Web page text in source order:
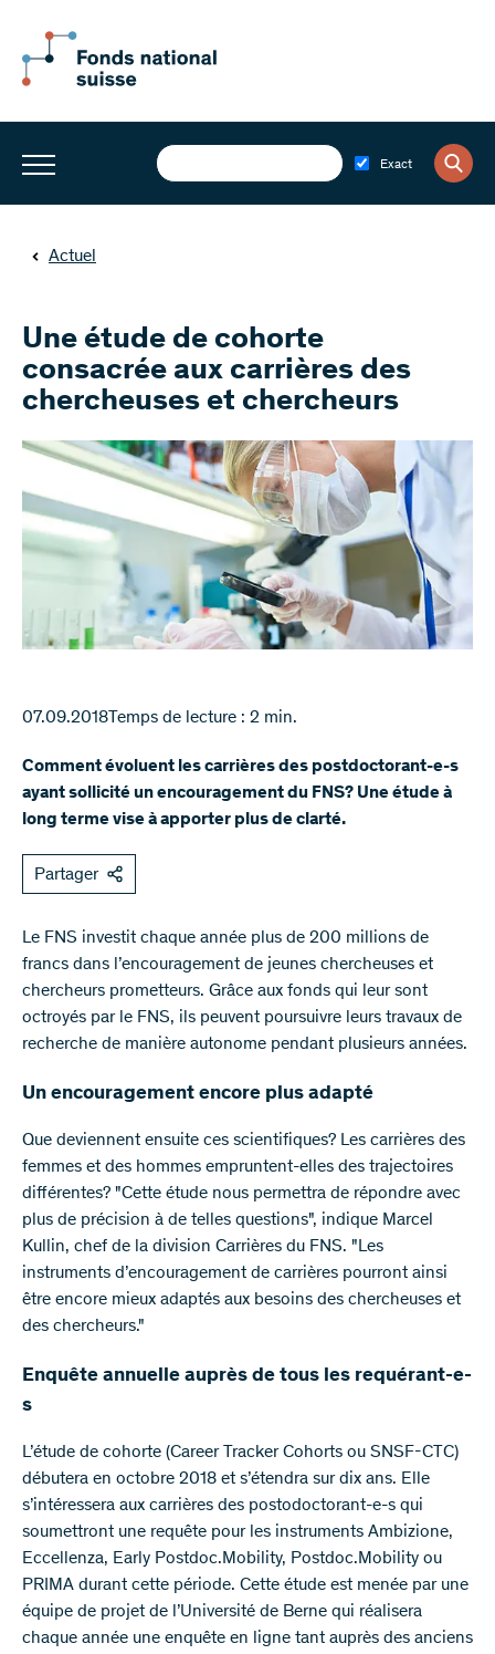
Exact
Actuel
Une étude de cohorte
consacrée aux carrières des
chercheuses et chercheurs
07.09.2018Temps de lecture : 2 min.
Comment évoluent les carrières des postdoctorant-e-s
ayant sollicité un encouragement du FNS? Une étude à
long terme vise à apporter plus de clarté.
Partager
Le FNS investit chaque année plus de 200 millions de
francs dans l’encouragement de jeunes chercheuses et
chercheurs prometteurs. Grâce aux fonds qui leur sont
octroyés par le FNS, ils peuvent poursuivre leurs travaux de
recherche de manière autonome pendant plusieurs années.
Un encouragement encore plus adapté
Que deviennent ensuite ces scientifiques? Les carrières des
femmes et des hommes empruntent-elles des trajectoires
différentes? "Cette étude nous permettra de répondre avec
plus de précision à de telles questions", indique Marcel
Kullin, chef de la division Carrières du FNS. "Les
instruments d’encouragement de carrières pourront ainsi
être encore mieux adaptés aux besoins des chercheuses et
des chercheurs."
Enquête annuelle auprès de tous les requérant-e-
s
L’étude de cohorte (Career Tracker Cohorts ou SNSF-CTC)
débutera en octobre 2018 et s’étendra sur dix ans. Elle
s’intéressera aux carrières des postodoctorant-e-s qui
soumettront une requête pour les instruments Ambizione,
Eccellenza, Early Postdoc.Mobility, Postdoc.Mobility ou
PRIMA durant cette période. Cette étude est menée par une
équipe de projet de l’Université de Berne qui réalisera
chaque année une enquête en ligne tant auprès des anciens